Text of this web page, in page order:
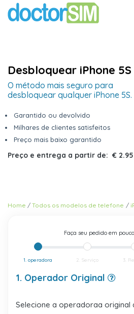
Desbloquear iPhone 5S
O método mais seguro para
desbloquear qualquer iPhone 5S.
Garantido ou devolvido
Milhares de clientes satisfeitos
Preço mais baixo garantido
Preço e entrega a partir de: €
Home Todos os modelos de telefone
Faça seu pedido em
1. operadora 2. Serviço 3.
1. Operador Original
Selecione a operadoraa original